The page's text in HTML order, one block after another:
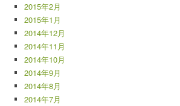
2015年2月
2015年1月
2014年12月
2014年11月
2014年10月
2014年9月
2014年8月
2014年7月